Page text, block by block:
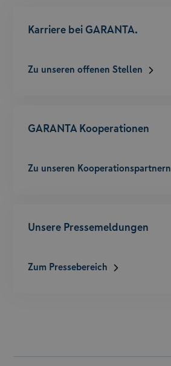
Karriere bei GARANTA.
Zu unseren offenen Stellen
GARANTA Kooperationen
Zu unseren Kooperationspartnern
Unsere Pressemeldungen
Zum Pressebereich